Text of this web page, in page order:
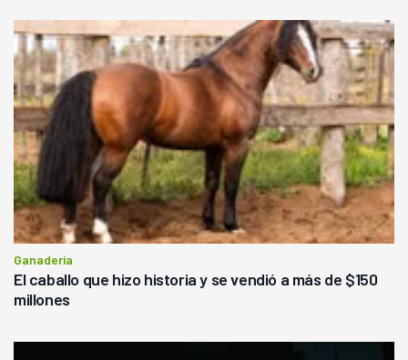
Ganadería
El caballo que hizo historia y se vendió a más de $150
millones